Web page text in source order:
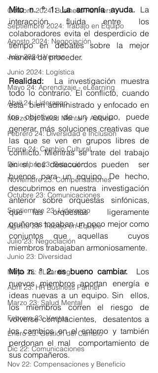
Octubre 2024: Business Partners
Septiembre 2024: Trabajo en Equipo
Agosto 2024: Negociación
Julio 2024: Ventas
Junio 2024: Logística
Mayo 24: Aprendizaje - eLearning
Abril 24: Liderazgo
Marzo 24: Salud Mental y Autocui
Febrero 24: Diversidad e Inclusión
Enero 24: Cambio Cultural
Diciembre 23: Selección
Noviembre 23: Compensaciones
Octubre 23: Comunicaciones
Septiembre 23: Liderazgo
Agosto 23: Trabajo en Equipo
Julio 23: Negociación
Junio 23: Diversidad
Mayo 23: eLearning
Abril 23: HR Business Partner
Marzo 23: Salud Mental
Febrero 23: Ventas
Enero 23: Gestión del Cambio
Dic 22: Comunicaciones
Nov 22: Compensaciones y Beneficio
Mito n. ° 1: La armonía ayuda. La
interacción fluida entre los
colaboradores evita el desperdicio de
tiempo en debates sobre la mejor
manera de proceder.
Realidad:
  La investigación muestra
todo lo contrario. El conflicto, cuando
está  bien administrado y enfocado en
los objetivos de un equipo, puede
generar más soluciones creativas que
las que se ven en grupos libres de
conflicto. Mientras se trate del trabajo
en sí, los desacuerdos pueden  ser
buenos para un equipo. De hecho,
descubrimos en nuestra  investigación
anterior sobre orquestas sinfónicas,
que las orquestas  ligeramente
gruñonas tocaban un poco mejor como
conjuntos que aquellas  cuyos
miembros trabajaban armoniosamente.
Mito n. ° 2: es bueno cambiar.
  Los
nuevos miembros aportan energía e
ideas nuevas a un equipo. Sin  ellos,
los miembros corren el riesgo de
volverse complacientes,  desatentos a
los cambios en el entorno y también
perdonan el mal  comportamiento de
sus compañeros.